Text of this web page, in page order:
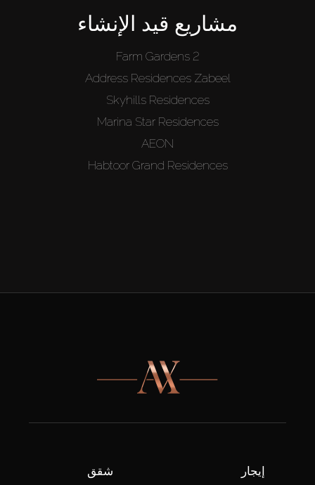
مشاريع قيد الإنشاء
Farm Gardens 2
Address Residences Zabeel
Skyhills Residences
Marina Star Residences
AEON
Habtoor Grand Residences
شقق
إيجار